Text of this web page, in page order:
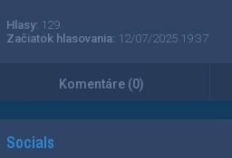
Hlasy: 129
Začiatok hlasovania: 12/07/2025 19:37
Komentáre (0)
Socials